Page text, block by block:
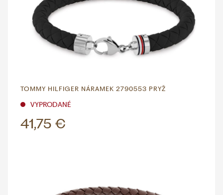
TOMMY HILFIGER NÁRAMEK 2790553 PRYŽ
VYPRODANÉ
41,75 €